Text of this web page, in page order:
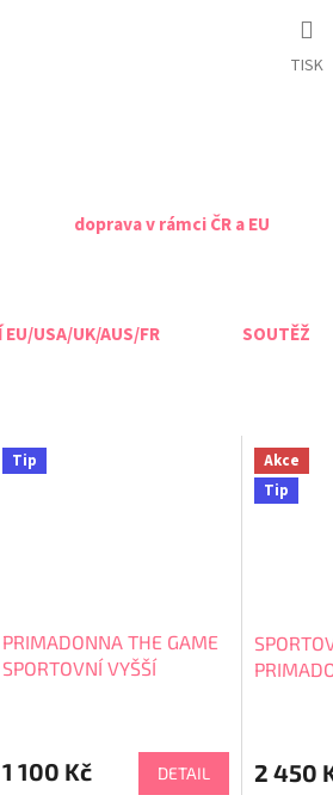
TISK
doprava v rámci ČR a EU
EU/USA/UK/AUS/FR SOUTĚŽ
Tip
PRIMADONNA THE GAME
SPORTOVNÍ VYŠŠÍ
1 100 Kč DETAIL
Akce
Tip
2 450